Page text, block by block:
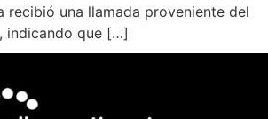
recibió una llamada proveniente del
indicando que […]